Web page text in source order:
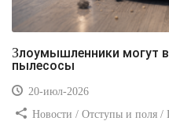
Злоумышленники могут взламывать роботы-
пылесосы
20-июл-2026
Новости / Отступы и поля /